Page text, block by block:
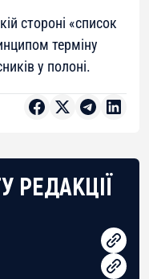
стороні «список
терміну
у полоні.
РЕДАКЦІЇ